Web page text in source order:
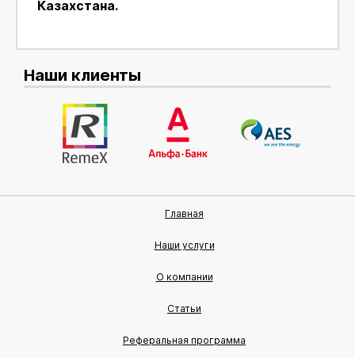
Казахстана.
Наши клиенты
Главная
Наши услуги
О компании
Статьи
Реферальная программа